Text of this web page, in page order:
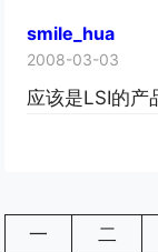
smile_hua
2008-03-03
应该是LSI的
一
二